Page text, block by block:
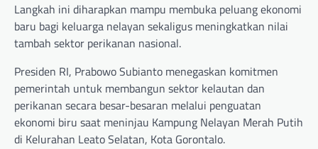
Langkah ini diharapkan mampu membuka peluang ekonomi
baru bagi keluarga nelayan sekaligus meningkatkan nilai
tambah sektor perikanan nasional.
Presiden RI, Prabowo Subianto menegaskan komitmen
pemerintah untuk membangun sektor kelautan dan
perikanan secara besar-besaran melalui penguatan
ekonomi biru saat meninjau Kampung Nelayan Merah Putih
di Kelurahan Leato Selatan, Kota Gorontalo.